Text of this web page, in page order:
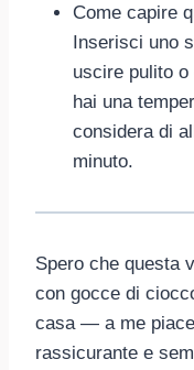
Come capire
Inserisci uno
uscire pulito
hai una
considera di
minuto.
Spero che questa
con gocce di
casa — a me
rassicurante e